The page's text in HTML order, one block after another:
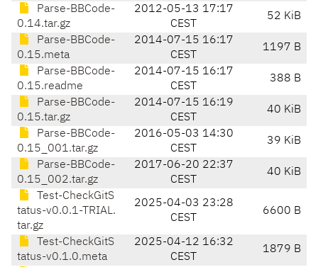
Parse-BBCode-
0.14.tar.gz
2012-05-13 17:17
CEST
52 KiB
Parse-BBCode-
0.15.meta
2014-07-15 16:17
CEST
1197 B
Parse-BBCode-
0.15.readme
2014-07-15 16:17
CEST
388 B
Parse-BBCode-
0.15.tar.gz
2014-07-15 16:19
CEST
40 KiB
Parse-BBCode-
0.15_001.tar.gz
2016-05-03 14:30
CEST
39 KiB
Parse-BBCode-
0.15_002.tar.gz
2017-06-20 22:37
CEST
40 KiB
Test-CheckGitS
tatus-v0.0.1-TRIAL.
tar.gz
2025-04-03 23:28
CEST
6600 B
Test-CheckGitS
tatus-v0.1.0.meta
2025-04-12 16:32
CEST
1879 B